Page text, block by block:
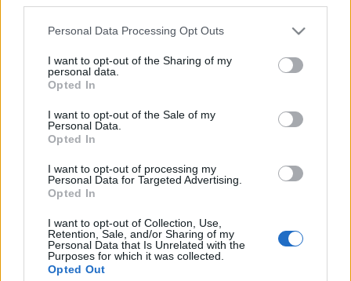
Please note that this website/app uses one or more Google
not limited to your visit or usage behaviour. You may click to
grant or deny consent to Google and its third-party tags to
use your data for below specified purposes in below Google
consent section.
Personal Data Processing Opt Outs
I want to opt-out of the Sharing of my
personal data.
Opted In
I want to opt-out of the Sale of my
Personal Data.
Opted In
I want to opt-out of processing my
Personal Data for Targeted Advertising.
Opted In
I want to opt-out of Collection, Use,
Retention, Sale, and/or Sharing of my
Personal Data that Is Unrelated with the
Purposes for which it was collected.
Opted Out
- alacsony termet (maximum 140 cm magasság)
- jó ritmusérzék és fizikum, jó munkabíró készség
- guruló átfordulás előre-hátra
- guruló átfordulás hátra, nyújtott lábbal
- kézen átfordulás
- Rundel szaltó
- előre-hátra flick
- kézállásból oldalfordulás
- angol spárgából kézállás